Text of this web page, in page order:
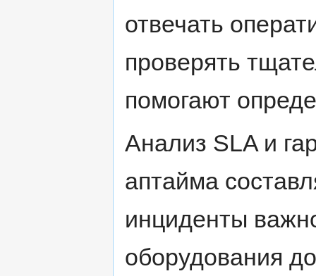
отвечать
проверять
помогают
Анализ SLA и
аптайма
инциденты
оборудования